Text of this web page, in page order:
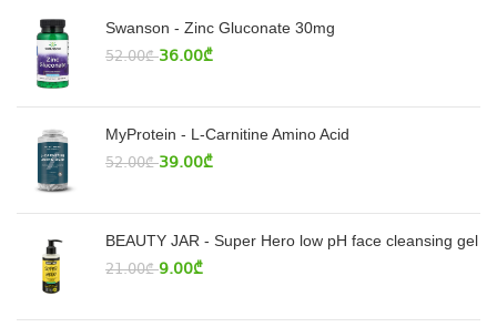
Swanson - Zinc Gluconate 30mg
52.00₾ 36.00₾
MyProtein - L-Carnitine Amino Acid
52.00₾ 39.00₾
BEAUTY JAR - Super Hero low pH face cleansing gel
21.00₾ 9.00₾